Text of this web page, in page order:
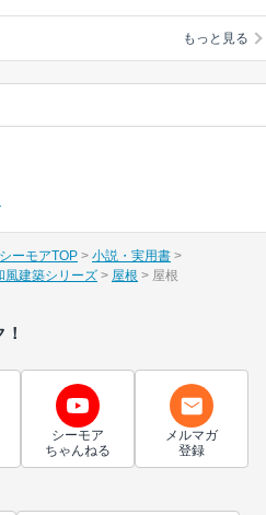
もっと見る
ーモアTOP
小説・実用書
風建築シリーズ 屋根 屋根
シーモア
ちゃんねる
メルマガ
登録